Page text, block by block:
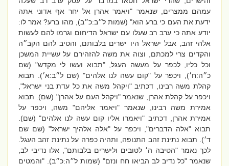
עמהם ממצרים, שנאמר "ויאמר אהרן אל יחר אף אדוני אתה
ידעת את העם כי ברע הוא" (שמות ל״ב:כ״ב), מהו ברע? אמר לו:
יודע אתה כי ערב רב שעלו עם ישראל הדיחום וגרמו להם לעשות
אלהי זהב, אבל ישראל היו ישרים בלבותם, והטיב להם הקב״ה
והקדים צרי למכתם, וצוה את משה להזהירם על עשיית המשכן
וכל כליו, לכפר על מעשה העגל, "תבוא ועשו לי מקדש" (שם
כ״ה:ח׳), ויכפר על "קום עשה לנו אלהים" (שם ל״ב:א׳). תבוא
קהלת משה רבינו, דכתיב "ויקהל משה את כל עדת בני ישראל",
ויכפר על קהלת אהרן, שנאמר "ויקהל העם על אהרן" (שם). תבוא
אמירת משה רבינו, שנאמר "ויאמר אליהם" משה, ויכפר על
אמירת אהרן, דכתיב "ויאמרו אליו קום עשה לנו אלהים" (שם).
תבוא "אלה הדברים", ויכפר על "אלה אלהיך ישראל" (שם שם
ד׳). תבוא נתינת זהב התנופה, ותהיה כפרה על נתינת זהב העגל.
לכך נאמר "הטיבה ה׳ לטובים ולישרים בלבותם", אלו נדיבי לב,
שנאמר "כל נדיב לב הביאו חח ונזם" (שמות ל״ה:כ״ב). "והמטים